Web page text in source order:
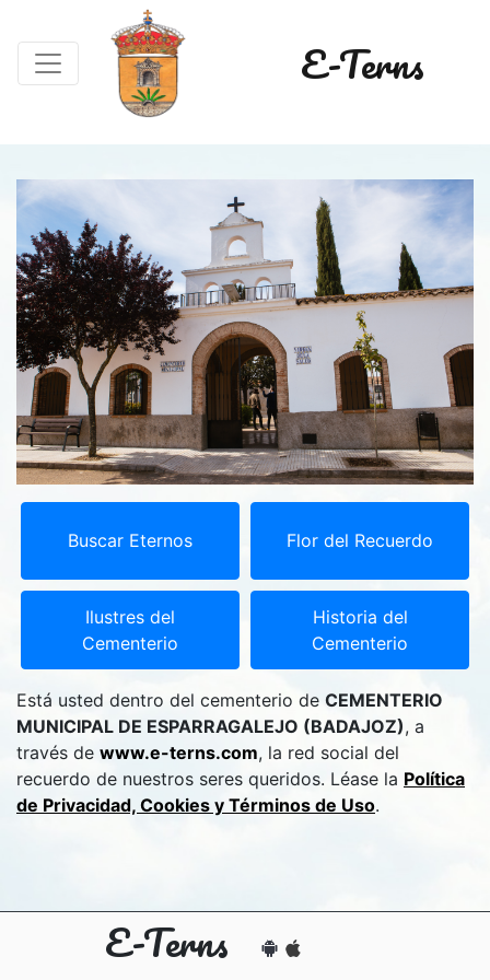
E-Terns
Buscar Eternos Flor del Recuerdo
Ilustres del
Cementerio
Historia del
Cementerio
Está usted dentro del cementerio de CEMENTERIO
MUNICIPAL DE ESPARRAGALEJO (BADAJOZ), a
través de www.e-terns.com, la red social del
recuerdo de nuestros seres queridos. Léase la Política
de Privacidad, Cookies y Términos de Uso.
E-Terns